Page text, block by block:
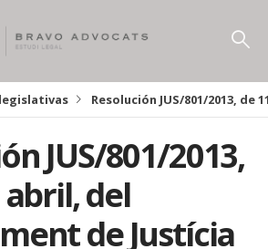
Resolución JUS/801/2013,
JUS/801/2013,
abril, del
de Justícia